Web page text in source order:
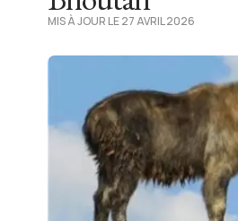
MIS À JOUR LE 27 AVRIL 2026